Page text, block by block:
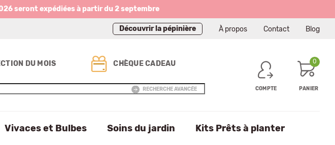
seront expédiées à partir du 2 septembre
Découvrir la pépinière À propos Contact Blog
DU MOIS CHÈQUE CADEAU
RECHERCHE AVANCÉE COMPTE
0
PANIER
Vivaces et Bulbes Soins du jardin Kits Prêts à planter